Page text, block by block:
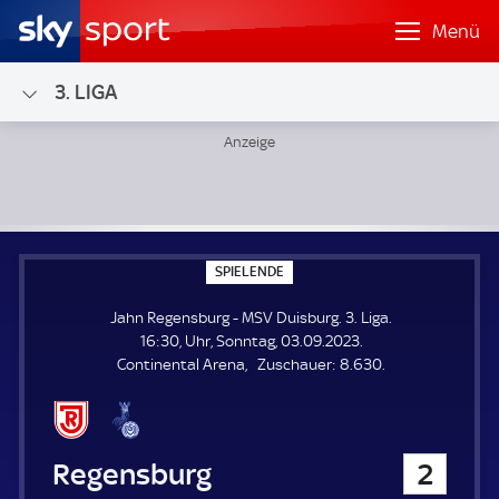
Menü
3. LIGA
SPIELENDE
P
E
L
E
N
Jahn Regensburg - MSV Duisburg. 3. Liga.
16:30, Uhr, Sonntag, 03.09.2023.
Continental Arena
Zuschauer: Z
8.630.
Jahn Regensburg 2